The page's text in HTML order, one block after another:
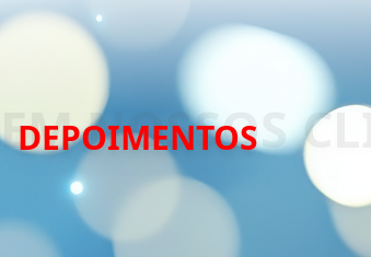
DEPOIMENTOS